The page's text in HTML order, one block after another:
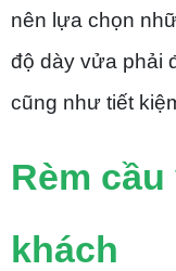
nên lựa chọn
độ dày vửa phải
cũng như tiết
Rèm
khách